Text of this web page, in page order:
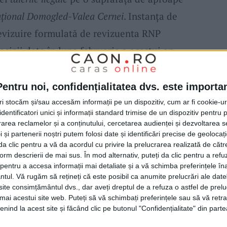
noi, confidențialitatea dvs. este
stocăm și/sau accesăm informații pe un dispozitiv, cum ar fi cookie-
unici și informații standard trimise de un dispozitiv pentru
reclamelor și a conținutului, cercetarea audienței și dezvoltarea
și partenerii noștri putem folosi date și identificări precise de
clic pentru a vă da acordul cu privire la prelucrarea realizată de
descrierii de mai sus. În mod alternativ, puteți da clic pentru a
a accesa informații mai detaliate și a vă schimba preferințele
Vă rugăm să rețineți că este posibil ca anumite prelucrări ale
consimțământul dvs., dar aveți dreptul de a refuza o astfel de
acestui site web. Puteți să vă schimbați preferințele sau să vă
la acest site și făcând clic pe butonul "Confidențialitate" din
Domogled-Valea Cernei. Instanţa de
formulată de revizuenta RNP
date în luna februarie a acestui an,
de 2.500 lei către intimataAsociaţia
de judecată. Hotărârea instanţei este
în bătălia pe careAgent Green şi
ilegaledinParcul Național
aflăpăduri seculare de fagunice în Europa,
şi care se află în Patrimoniul Mondial